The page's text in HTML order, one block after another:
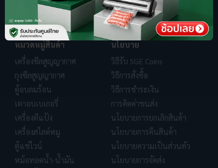
หมวดหมู่สินค้า
เครื่องซีลสูญญากาศ
ถุงซีลสูญญากาศ
ตู้อบลมร้อน
เตาอบเบเกอรี่
เครื่องตีแป้ง
เครื่องสไลด์หมู
ตู้แช่ไวน์
หม้อทอดน้ำ-น้ำมัน
นโยบาย
วิธีรับ SGE Coins
วิธีการสั่งซื้อ
วิธีการชำระเงิน
การคิดค่าขนส่ง
นโยบายการยกเลิกสินค้า
นโยบายการคืนสินค้า
นโยบายความเป็นส่วนตัว
นโยบายการจัดส่ง